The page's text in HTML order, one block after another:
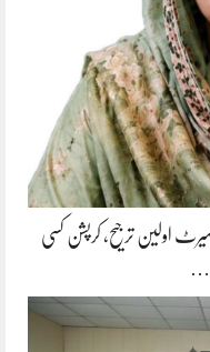
اولین ترجیح، کرپشن کسی